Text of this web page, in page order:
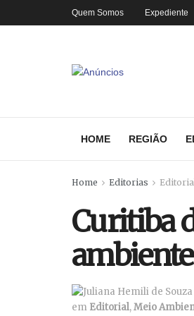
Quem Somos Expediente
HOME REGIÃO
Home Editorias
Curitiba
ambiente
em Editorial,Meio